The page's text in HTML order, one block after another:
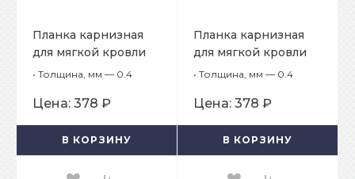
Планка карнизная
для мягкой кровли
65х50х2000
• Толщина, мм — 0.4
Цена: 378 ₽
В КОРЗИНУ
Планка карнизная
для мягкой кровли
65х50х2000
• Толщина, мм — 0.4
Цена: 378 ₽
В КОРЗИНУ